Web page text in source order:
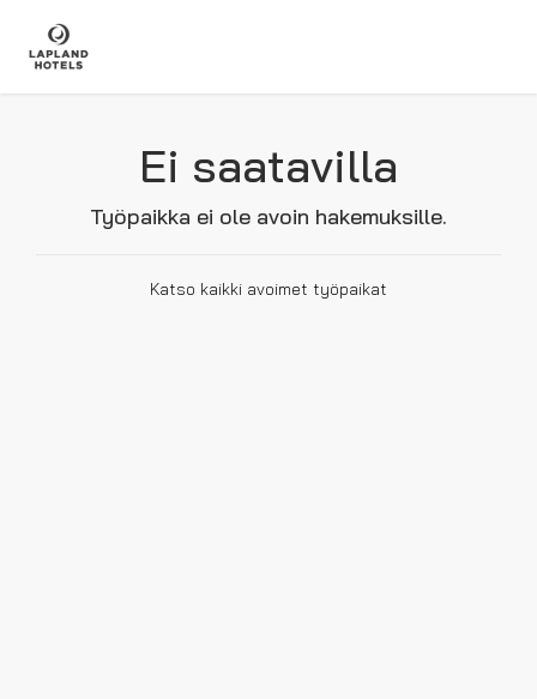
Ei saatavilla
Työpaikka ei ole avoin hakemuksille.
Katso kaikki avoimet työpaikat